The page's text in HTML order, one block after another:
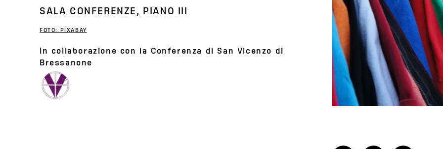
SALA CONFERENZE, PIANO III
FOTO: PIXABAY
In collaborazione con la Conferenza di San Vicenzo di
Bressanone